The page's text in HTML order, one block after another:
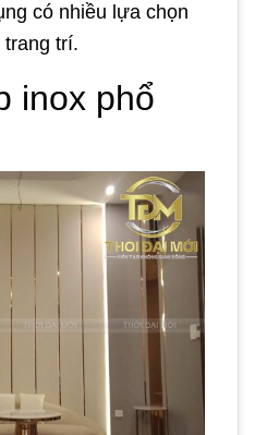
có nhiều lựa chọn
trang trí.
inox phổ